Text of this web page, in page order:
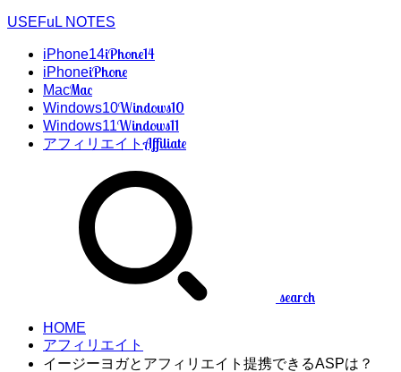
USEFuL NOTES
iPhone14iPhone14
iPhoneiPhone
MacMac
Windows10Windows10
Windows11Windows11
アフィリエイトAffiliate
search
HOME
アフィリエイト
イージーヨガとアフィリエイト提携できるASPは？